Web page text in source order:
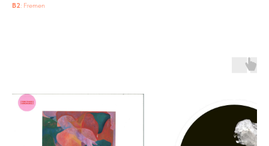
B2: Fremen